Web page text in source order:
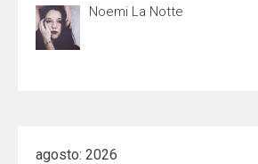
Noemi La Notte
agosto: 2026